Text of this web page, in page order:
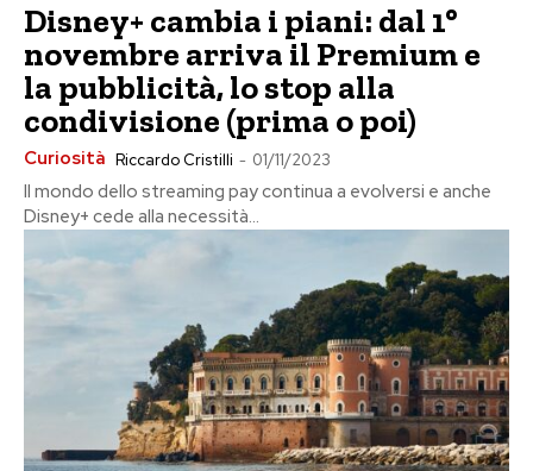
Disney+ cambia i piani: dal 1°
novembre arriva il Premium e
la pubblicità, lo stop alla
condivisione (prima o poi)
Curiosità Riccardo Cristilli - 01/11/2023
Il mondo dello streaming pay continua a evolversi e anche
Disney+ cede alla necessità...